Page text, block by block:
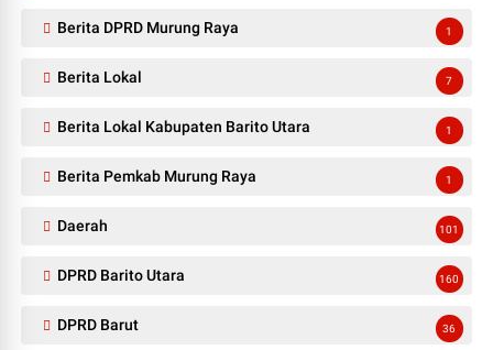
Berita DPRD Murung Raya 1
Berita Lokal 7
Berita Lokal Kabupaten Barito Utara 1
Berita Pemkab Murung Raya 1
Daerah 101
DPRD Barito Utara 160
DPRD Barut 36